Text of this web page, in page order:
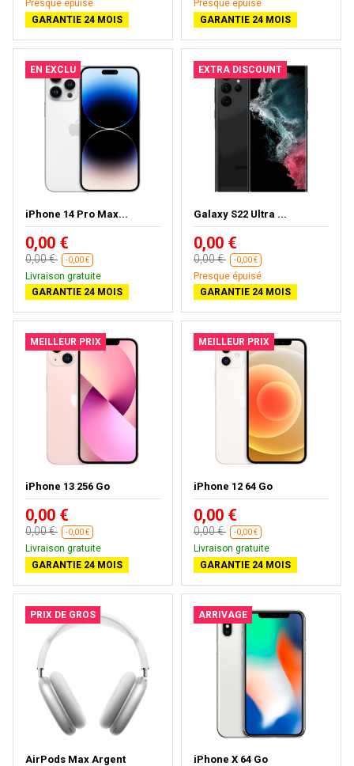
Presque épuisé
GARANTIE 24 MOIS
Presque épuisé
GARANTIE 24 MOIS
EN EXCLU
iPhone 14 Pro Max...
0,00 €
0,00 € -0,00 €
Livraison gratuite
GARANTIE 24 MOIS
EXTRA DISCOUNT
Galaxy S22 Ultra ...
0,00 €
0,00 € -0,00 €
Presque épuisé
GARANTIE 24 MOIS
MEILLEUR PRIX
iPhone 13 256 Go
0,00 €
0,00 € -0,00 €
Livraison gratuite
GARANTIE 24 MOIS
MEILLEUR PRIX
iPhone 12 64 Go
0,00 €
0,00 € -0,00 €
Livraison gratuite
GARANTIE 24 MOIS
PRIX DE GROS
AirPods Max Argent
ARRIVAGE
iPhone X 64 Go